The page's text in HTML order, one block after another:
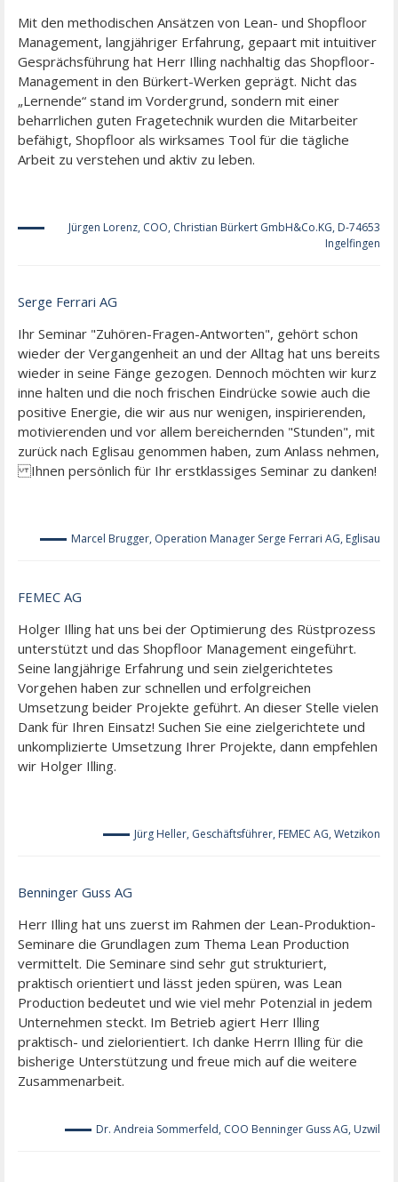
Mit den methodischen Ansätzen von Lean- und Shopfloor
Management, langjähriger Erfahrung, gepaart mit intuitiver
Gesprächsführung hat Herr Illing nachhaltig das Shopfloor-
Management in den Bürkert-Werken geprägt. Nicht das
„Lernende“ stand im Vordergrund, sondern mit einer
beharrlichen guten Fragetechnik wurden die Mitarbeiter
befähigt, Shopfloor als wirksames Tool für die tägliche
Arbeit zu verstehen und aktiv zu leben.
Jürgen Lorenz, COO, Christian Bürkert GmbH&Co.KG, D-74653
Ingelfingen
Serge Ferrari AG
Ihr Seminar "Zuhören-Fragen-Antworten", gehört schon
wieder der Vergangenheit an und der Alltag hat uns bereits
wieder in seine Fänge gezogen. Dennoch möchten wir kurz
inne halten und die noch frischen Eindrücke sowie auch die
positive Energie, die wir aus nur wenigen, inspirierenden,
motivierenden und vor allem bereichernden "Stunden", mit
zurück nach Eglisau genommen haben, zum Anlass nehmen,
Ihnen persönlich für Ihr erstklassiges Seminar zu danken!
Marcel Brugger, Operation Manager Serge Ferrari AG, Eglisau
FEMEC AG
Holger Illing hat uns bei der Optimierung des Rüstprozess
unterstützt und das Shopfloor Management eingeführt.
Seine langjährige Erfahrung und sein zielgerichtetes
Vorgehen haben zur schnellen und erfolgreichen
Umsetzung beider Projekte geführt. An dieser Stelle vielen
Dank für Ihren Einsatz! Suchen Sie eine zielgerichtete und
unkomplizierte Umsetzung Ihrer Projekte, dann empfehlen
wir Holger Illing.
Jürg Heller, Geschäftsführer, FEMEC AG, Wetzikon
Benninger Guss AG
Herr Illing hat uns zuerst im Rahmen der Lean-Produktion-
Seminare die Grundlagen zum Thema Lean Production
vermittelt. Die Seminare sind sehr gut strukturiert,
praktisch orientiert und lässt jeden spüren, was Lean
Production bedeutet und wie viel mehr Potenzial in jedem
Unternehmen steckt. Im Betrieb agiert Herr Illing
praktisch- und zielorientiert. Ich danke Herrn Illing für die
bisherige Unterstützung und freue mich auf die weitere
Zusammenarbeit.
Dr. Andreia Sommerfeld, COO Benninger Guss AG, Uzwil